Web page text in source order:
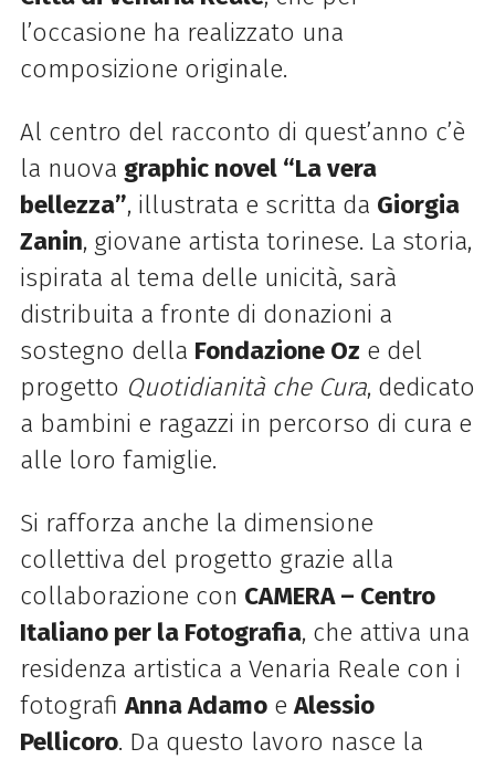
l’occasione ha realizzato una
composizione originale.
Al centro del racconto di quest’anno c’è
la nuova graphic novel “La vera
bellezza”, illustrata e scritta da Giorgia
Zanin, giovane artista torinese. La storia,
ispirata al tema delle unicità, sarà
distribuita a fronte di donazioni a
sostegno della Fondazione Oz e del
progetto Quotidianità che Cura, dedicato
a bambini e ragazzi in percorso di cura e
alle loro famiglie.
Si rafforza anche la dimensione
collettiva del progetto grazie alla
collaborazione con CAMERA – Centro
Italiano per la Fotografia, che attiva una
residenza artistica a Venaria Reale con i
fotografiAnna AdamoeAlessio
Pellicoro. Da questo lavoro nasce la